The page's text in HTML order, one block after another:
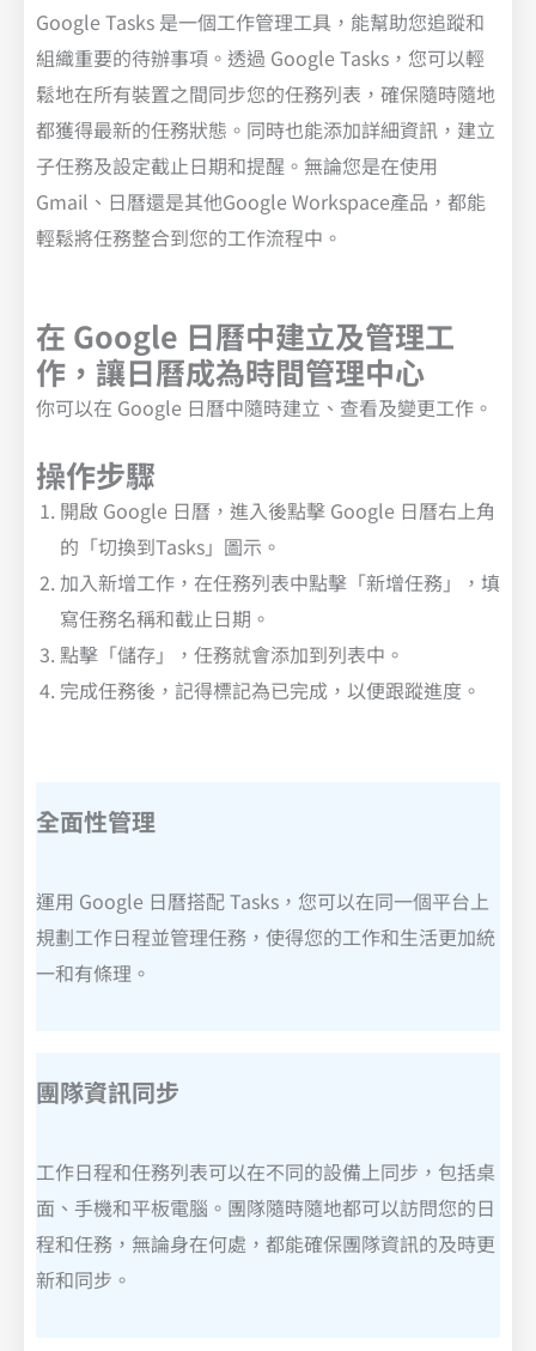
Google Tasks 是一個工作管理工具，能幫助您追蹤和
組織重要的待辦事項。透過 Google Tasks，您可以輕
鬆地在所有裝置之間同步您的任務列表，確保隨時隨地
都獲得最新的任務狀態。同時也能添加詳細資訊，建立
子任務及設定截止日期和提醒。無論您是在使用
Gmail、日曆還是其他Google Workspace產品，都能
輕鬆將任務整合到您的工作流程中。
在 Google 日曆中建立及管理工
作，讓日曆成為時間管理中心
你可以在 Google 日曆中隨時建立、查看及變更工作。
操作步驟
開啟 Google 日曆，進入後點擊 Google 日曆右上角
的「切換到Tasks」圖示。
加入新增工作，在任務列表中點擊「新增任務」，填
寫任務名稱和截止日期。
點擊「儲存」，任務就會添加到列表中。
完成任務後，記得標記為已完成，以便跟蹤進度。
全面性管理
運用 Google 日曆搭配 Tasks，您可以在同一個平台上
規劃工作日程並管理任務，使得您的工作和生活更加統
一和有條理。
團隊資訊同步
工作日程和任務列表可以在不同的設備上同步，包括桌
面、手機和平板電腦。團隊隨時隨地都可以訪問您的日
程和任務，無論身在何處，都能確保團隊資訊的及時更
新和同步。